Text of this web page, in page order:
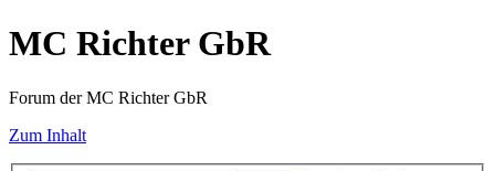
MC Richter GbR
Forum der MC Richter GbR
Zum Inhalt